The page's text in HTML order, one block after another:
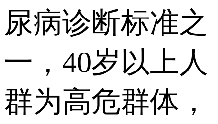
尿病诊断标准之
一，40岁以上人
群为高危群体，